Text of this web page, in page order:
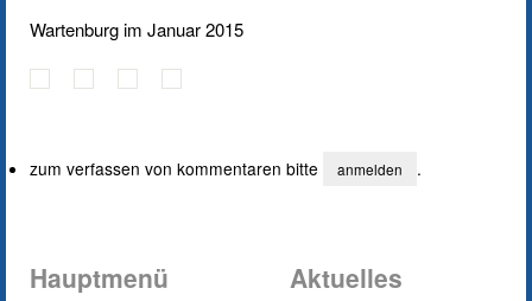
Wartenburg im Januar 2015
zum verfassen von kommentaren bitte anmelden .
Hauptmenü Aktuelles